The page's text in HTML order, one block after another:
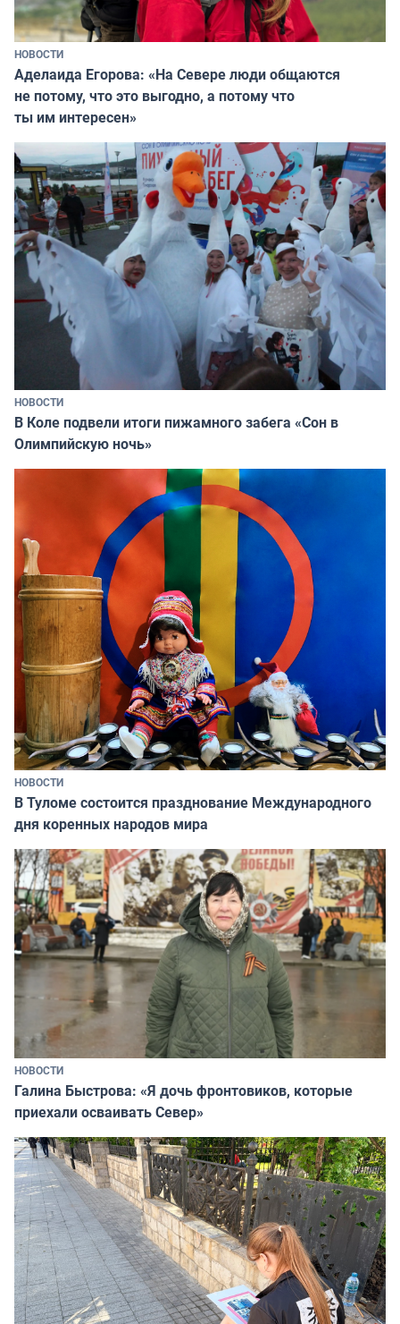
НОВОСТИ
Аделаида Егорова: «На Севере люди общаются
не потому, что это выгодно, а потому что
ты им интересен»
НОВОСТИ
В Коле подвели итоги пижамного забега «Сон в
Олимпийскую ночь»
НОВОСТИ
В Туломе состоится празднование Международного
дня коренных народов мира
НОВОСТИ
Галина Быстрова: «Я дочь фронтовиков, которые
приехали осваивать Север»